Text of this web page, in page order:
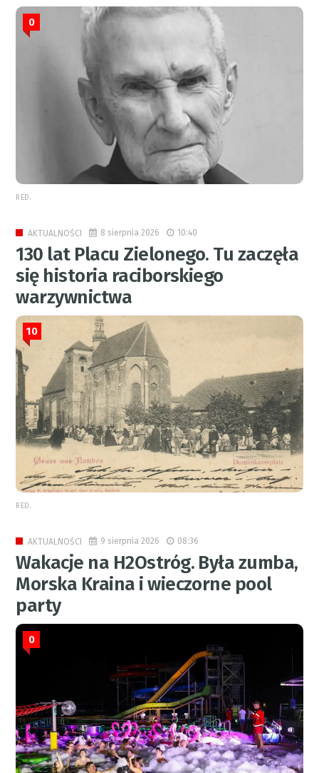
0
RED.
AKTUALNOŚCI 8 sierpnia 2026 10:40
130 lat Placu Zielonego. Tu zaczęła
się historia raciborskiego
warzywnictwa
10
RED.
AKTUALNOŚCI 9 sierpnia 2026 08:36
Wakacje na H2Ostróg. Była zumba,
Morska Kraina i wieczorne pool
party
0